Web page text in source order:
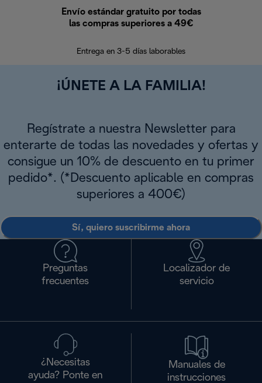
Envío estándar gratuito por todas
las compras superiores a 49€
Entrega en 3-5 días laborables
¡ÚNETE A LA FAMILIA!
Regístrate a nuestra Newsletter para
enterarte de todas las novedades y ofertas y
consigue un 10% de descuento en tu primer
pedido*. (*Descuento aplicable en compras
superiores a 400€)
Sí, quiero suscribirme ahora
Preguntas
frecuentes
Localizador de
servicio
¿Necesitas
ayuda? Ponte en
Manuales de
instrucciones